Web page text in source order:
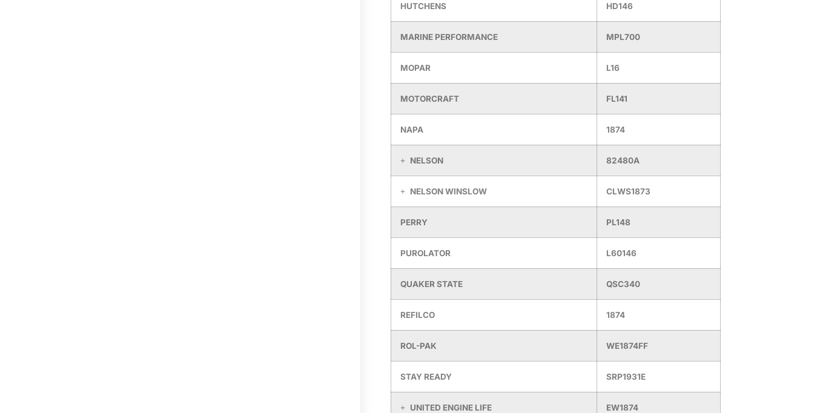
HUTCHENS HD146
MARINE PERFORMANCE MPL700
MOPAR L16
MOTORCRAFT FL141
NAPA 1874
NELSON 82480A
NELSON WINSLOW CLWS1873
PERRY PL148
PUROLATOR L60146
QUAKER STATE QSC340
REFILCO 1874
ROL-PAK WE1874FF
STAY READY SRP1931E
UNITED ENGINE LIFE EW1874